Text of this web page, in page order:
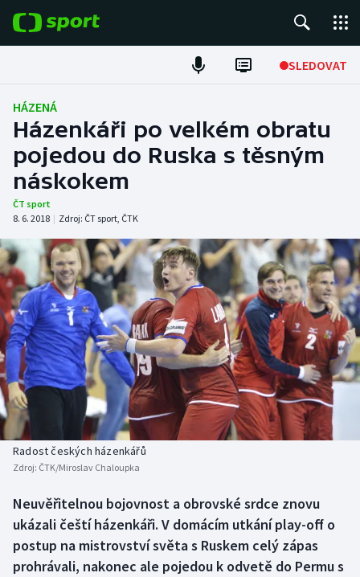
SLEDOVAT
Fotbal
Hokej
Tenis
Atletika
Cyklistika
DALŠÍ SPORTY
Americký fotbal
Baseball a softbal
Biatlon
Box
Curling
NEPŘEHLÉDNĚTE
Soutěže
Historické návraty
Aplikace ČT sport
HÁZENÁ
Házenkáři po velkém obratu
pojedou do Ruska s těsným
náskokem
ČT sport
8. 6. 2018 | Zdroj: ČT sport, ČTK
Radost českých házenkářů
Zdroj: ČTK/Miroslav Chaloupka
Neuvěřitelnou bojovnost a obrovské srdce znovu
ukázali čeští házenkáři. V domácím utkání play-off o
postup na mistrovství světa s Ruskem celý zápas
prohrávali, nakonec ale pojedou k odvetě do Permu s